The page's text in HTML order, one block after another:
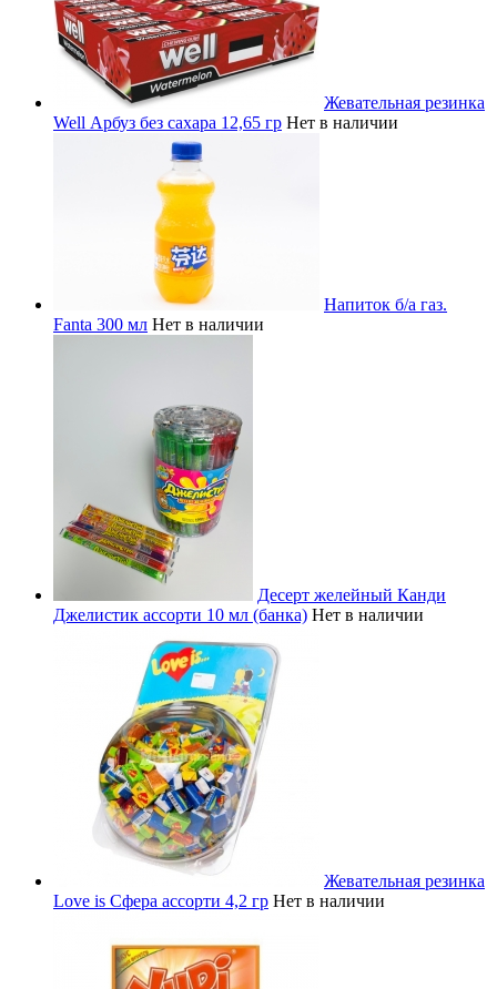
Жевательная резинка
Well Арбуз без сахара 12,65 гр Нет в наличии
Напиток б/а газ.
Fanta 300 мл Нет в наличии
Десерт желейный Канди
Джелистик ассорти 10 мл (банка) Нет в наличии
Жевательная резинка
Love is Сфера ассорти 4,2 гр Нет в наличии